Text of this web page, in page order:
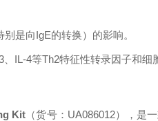
是向IgE的转换）的影响。
IL-4等Th2特征性转录因子和细
Kit（货号：UA086012），是